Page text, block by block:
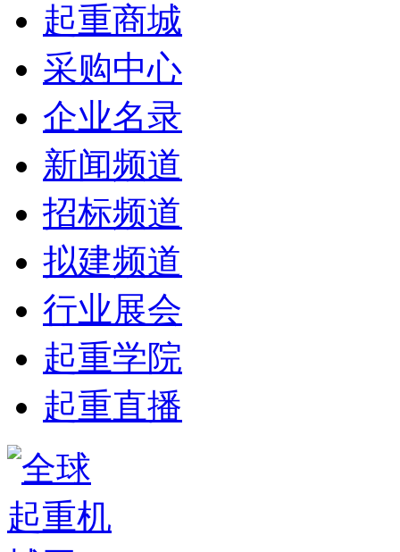
起重商城
采购中心
企业名录
新闻频道
招标频道
拟建频道
行业展会
起重学院
起重直播